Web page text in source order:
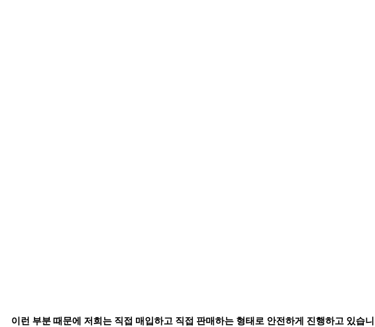
이런 부분 때문에 저희는 직접 매입하고 직접 판매하는 형태로 안전하게 진행하고 있습